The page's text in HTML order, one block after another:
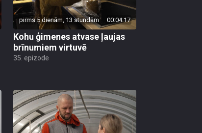
pirms 5 dienām, 13 stundām 00:04:17
Kohu ģimenes atvase ļaujas
brīnumiem virtuvē
35. epizode